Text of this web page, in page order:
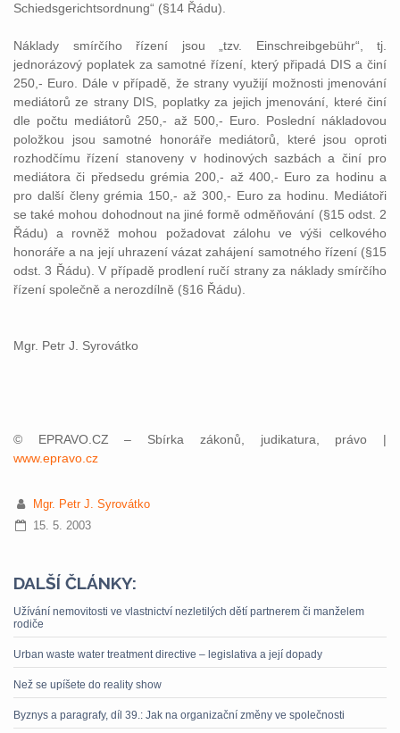
Schiedsgerichtsordnung“ (§14 Řádu).
Náklady smírčího řízení jsou „tzv. Einschreibgebühr“, tj.
jednorázový poplatek za samotné řízení, který připadá DIS a činí
250,- Euro. Dále v případě, že strany využijí možnosti jmenování
mediátorů ze strany DIS, poplatky za jejich jmenování, které činí
dle počtu mediátorů 250,- až 500,- Euro. Poslední nákladovou
položkou jsou samotné honoráře mediátorů, které jsou oproti
rozhodčímu řízení stanoveny v hodinových sazbách a činí pro
mediátora či předsedu grémia 200,- až 400,- Euro za hodinu a
pro další členy grémia 150,- až 300,- Euro za hodinu. Mediátoři
se také mohou dohodnout na jiné formě odměňování (§15 odst. 2
Řádu) a rovněž mohou požadovat zálohu ve výši celkového
honoráře a na její uhrazení vázat zahájení samotného řízení (§15
odst. 3 Řádu). V případě prodlení ručí strany za náklady smírčího
řízení společně a nerozdílně (§16 Řádu).
Mgr. Petr J. Syrovátko
© EPRAVO.CZ – Sbírka zákonů, judikatura, právo |
www.epravo.cz
Mgr. Petr J. Syrovátko
15. 5. 2003
DALŠÍ ČLÁNKY:
Užívání nemovitosti ve vlastnictví nezletilých dětí partnerem či manželem
rodiče
Urban waste water treatment directive – legislativa a její dopady
Než se upíšete do reality show
Byznys a paragrafy, díl 39.: Jak na organizační změny ve společnosti